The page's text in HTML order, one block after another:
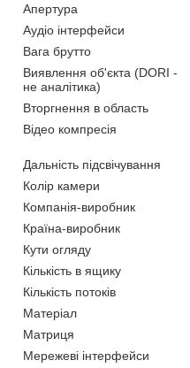
Апертура
Аудіо інтерфейси
Вага брутто
Виявлення об'єкта (DORI -
не аналітика)
Вторгнення в область
Відео компресія
Дальність підсвічування
Колір камери
Компанія-виробник
Країна-виробник
Кути огляду
Кількість в ящику
Кількість потоків
Матеріал
Матриця
Мережеві інтерфейси